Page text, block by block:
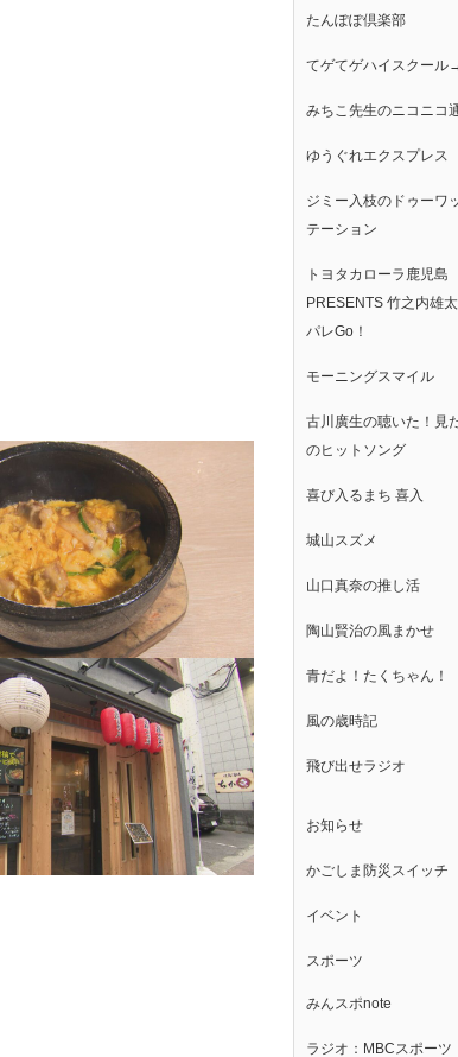
たんぽぽ倶楽部
てゲてゲハイスクール
みちこ先生のニコニコ
ゆうぐれエクスプレス
ジミー入枝のドゥーワ
テーション
トヨタカローラ鹿児島
PRESENTS 竹之内雄
パレGo！
モーニングスマイル
古川廣生の聴いた！見
のヒットソング
喜び入るまち 喜入
城山スズメ
山口真奈の推し活
陶山賢治の風まかせ
青だよ！たくちゃん！
風の歳時記
飛び出せラジオ
お知らせ
かごしま防災スイッチ
イベント
スポーツ
みんスポnote
ラジオ：MBCスポーツ